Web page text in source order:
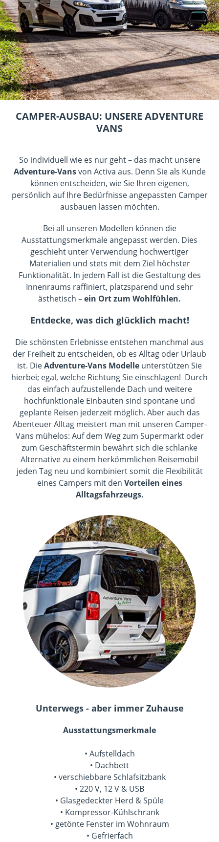
CAMPER-AUSBAU: UNSERE ADVENTURE
VANS
So individuell wie es nur geht – das macht unsere
Adventure-Vansvon Activa aus. Denn Sie als Kunde
können entscheiden, wie Sie Ihren eigenen,
persönlich auf Ihre Bedürfnisse angepassten Camper
ausbauen lassen möchten.
Bei all unseren Modellen können die
Ausstattungsmerkmale angepasst werden. Dies
geschieht unter Verwendung hochwertiger
Materialien und stets mit dem Ziel höchster
Funktionalität. In jedem Fall ist die Gestaltung des
Innenraums raffiniert, platzsparend und sehr
ästhetisch –ein Ort zum Wohlfühlen.
Entdecke, was dich glücklich macht!
Die schönsten Erlebnisse entstehen manchmal aus
der Freiheit zu entscheiden, ob es Alltag oder Urlaub
ist. DieAdventure-Vans Modelle unterstützen Sie
hierbei; egal, welche Richtung Sie einschlagen! Durch
das einfach aufzustellende Dach und weitere
hochfunktionale Einbauten sind spontane und
geplante Reisen jederzeit möglich. Aber auch das
Abenteuer Alltag meistert man mit unseren Camper-
Vans mühelos: Auf dem Weg zum Supermarkt oder
zum Geschäftstermin bewährt sich die schlanke
Alternative zu einem herkömmlichen Reisemobil
jeden Tag neu und kombiniert somit die Flexibilität
eines Campers mit den Vorteilen eines
Alltagsfahrzeugs.
Unterwegs - aber immer Zuhause
Ausstattungsmerkmale
• Aufstelldach
• Dachbett
• verschiebbare Schlafsitzbank
• 220 V, 12 V & USB
• Glasgedeckter Herd & Spüle
• Kompressor-Kühlschrank
• getönte Fenster im Wohnraum
• Gefrierfach